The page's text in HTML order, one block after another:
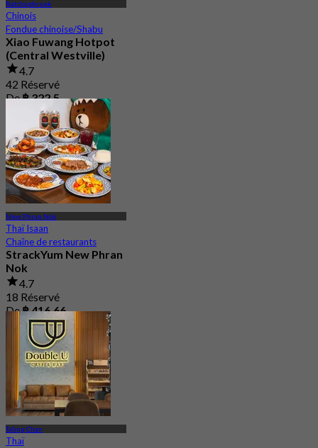
Ratchaphruek
Chinois
Fondue chinoise/Shabu
Xiao Fuwang Hotpot
(Central Westville)
4.7
42 Réservé
De฿ 322.5
New Phran Nok
Thaï Isaan
Chaîne de restaurants
StrackYum New Phran
Nok
4.7
18 Réservé
De฿ 416.66
Taling Chan
Thaï